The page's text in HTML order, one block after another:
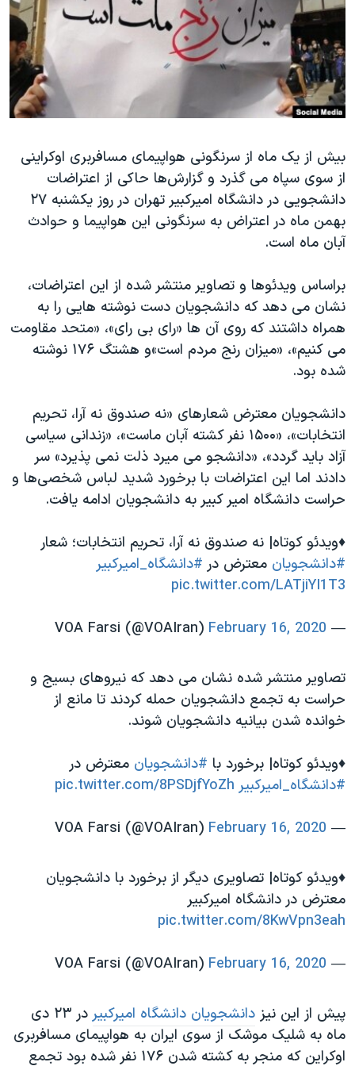
فرهنگ و زندگی
حقوق شهروندی
اقتصادی
علم و فناوری
گالری عکس
آرشیو پخش زنده
مستندها
انتخابات ریاست جمهوری آمریکا ۲۰۲۴
حمله جمهوری اسلامی به اسرائیل
رمز مهسا
اعتراضات زن، زندگی، آزادی
مجموعه مستندهای دادخواهی
تریبونال مردمی آبان ۹۸
دادگاه حمید نوری
قانون شفافیت دارائی کادر رهبری ایران
اعتراضات مردمی آبان ۹۸
اسرائیل در جنگ
همایش محافظه‌کاران آمریکا «سی‌پک»
صفحه‌های ویژه
سفر پرزیدنت ترامپ به چین
دنبال کنید
زبانهای مختلف
بیش از یک ماه از سرنگونی هواپیمای مسافربری اوکراینی
از سوی سپاه می گذرد و گزارش‌ها حاکی از اعتراضات
دانشجویی در دانشگاه امیرکبیر تهران در روز یکشنبه ۲۷
بهمن ماه در اعتراض به سرنگونی این هواپیما و حوادث
آبان ماه است.
براساس ویدئوها و تصاویر منتشر شده از این اعتراضات،
نشان می دهد که دانشجویان دست نوشته هایی را به
همراه داشتند که روی آن ها «رای بی رای»، «متحد مقاومت
می کنیم»، «میزان رنج مردم است»و هشتگ‌ ۱۷۶ نوشته
شده بود.
دانشجویان معترض شعارهای «نه صندوق نه آرا، تحریم
انتخابات»، «۱۵۰۰ نفر کشته آبان ماست»، «زندانی سیاسی
آزاد باید گردد»، «دانشجو می میرد ذلت نمی پذیرد» سر
دادند اما این اعتراضات با برخورد شدید لباس شخصی‌ها و
حراست دانشگاه امیر کبیر به دانشجویان ادامه یافت.
♦️ویدئو کوتاه| نه صندوق نه آرا، تحریم انتخابات؛ شعار
#دانشجویان معترض در #دانشگاه_امیرکبیر
pic.twitter.com/LATjiYI1T3
— VOA Farsi (@VOAIran)
February 16, 2020
تصاویر منتشر شده نشان می دهد که نیروهای بسیج و
حراست به تجمع دانشجویان حمله کردند تا مانع از
خوانده شدن بیانیه دانشجویان شوند.
♦️ویدئو کوتاه| برخورد با #دانشجویان معترض در
#دانشگاه_امیرکبیر pic.twitter.com/8PSDjfYoZh
— VOA Farsi (@VOAIran)
February 16, 2020
♦️ویدئو کوتاه| تصاویری دیگر از برخورد با دانشجویان
معترض در دانشگاه امیرکبیر
pic.twitter.com/8KwVpn3eah
— VOA Farsi (@VOAIran)
February 16, 2020
پیش از این نیز دانشجویان دانشگاه امیرکبیر
در ۲۳ دی
ماه به شلیک موشک از سوی ایران به هواپیمای مسافربری
اوکراین که منجر به کشته شدن ۱۷۶ نفر شده بود تجمع